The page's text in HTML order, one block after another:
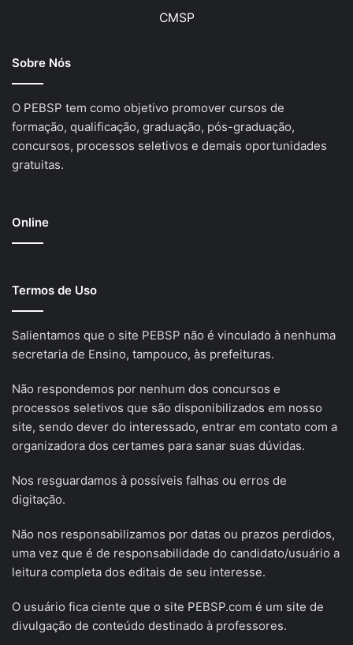
CMSP
Sobre Nós
O PEBSP tem como objetivo promover cursos de
formação, qualificação, graduação, pós-graduação,
concursos, processos seletivos e demais oportunidades
gratuitas.
Online
Termos de Uso
Salientamos que o site PEBSP não é vinculado à nenhuma
secretaria de Ensino, tampouco, às prefeituras.
Não respondemos por nenhum dos concursos e
processos seletivos que são disponibilizados em nosso
site, sendo dever do interessado, entrar em contato com a
organizadora dos certames para sanar suas dúvidas.
Nos resguardamos à possíveis falhas ou erros de
digitação.
Não nos responsabilizamos por datas ou prazos perdidos,
uma vez que é de responsabilidade do candidato/usuário a
leitura completa dos editais de seu interesse.
O usuário fica ciente que o site PEBSP.com é um site de
divulgação de conteúdo destinado à professores.